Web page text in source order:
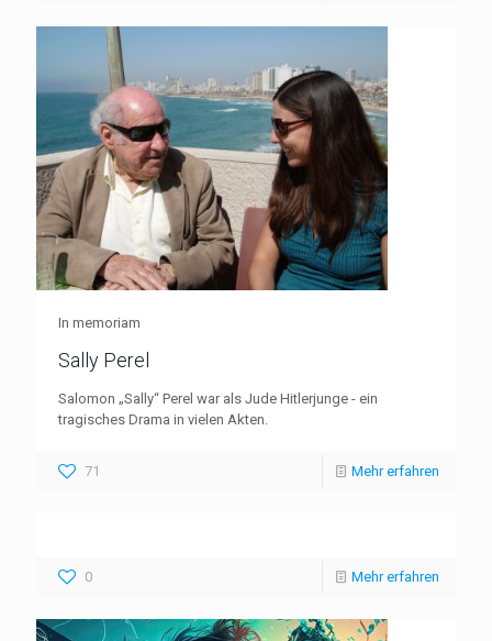
In memoriam
Sally Perel
Salomon „Sally“ Perel war als Jude Hitlerjunge - ein
tragisches Drama in vielen Akten.
71 Mehr erfahren
0 Mehr erfahren